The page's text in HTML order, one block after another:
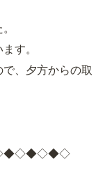
す。
、夕方からの取